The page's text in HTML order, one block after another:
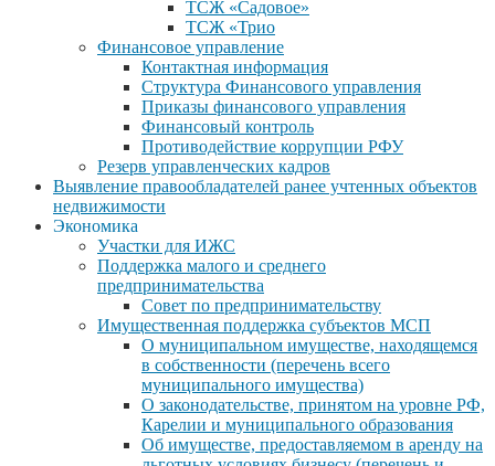
ТСЖ «Садовое»
ТСЖ «Трио
Финансовое управление
Контактная информация
Структура Финансового управления
Приказы финансового управления
Финансовый контроль
Противодействие коррупции РФУ
Резерв управленческих кадров
Выявление правообладателей ранее учтенных объектов
недвижимости
Экономика
Участки для ИЖС
Поддержка малого и среднего
предпринимательства
Совет по предпринимательству
Имущественная поддержка субъектов МСП
О муниципальном имуществе, находящемся
в собственности (перечень всего
муниципального имущества)
О законодательстве, принятом на уровне РФ,
Карелии и муниципального образования
Об имуществе, предоставляемом в аренду на